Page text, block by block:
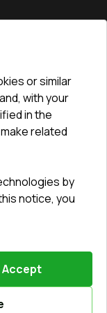
Vitrager.com.
or similar
with your
in the
related
by
notice, you
Accept